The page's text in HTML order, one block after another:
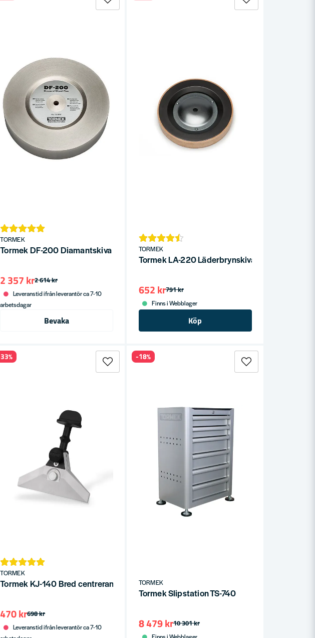
TORMEK
Tormek DF-200 Diamantskiva
2 614 kr
2 357 kr
Leveranstid ifrån leverantör ca 7-10
arbetsdagar
Bevaka
TORMEK
Tormek LA-220 Läderbrynskiva till T-7, T-8 och
791 kr
652 kr
Finns i Webblager
Köp
TORMEK
Tormek KJ-140 Bred centrerande knivjigg
698 kr
470 kr
Leveranstid ifrån leverantör ca 7-10
TORMEK
Tormek Slipstation TS-740
10 301 kr
8 479 kr
-18%